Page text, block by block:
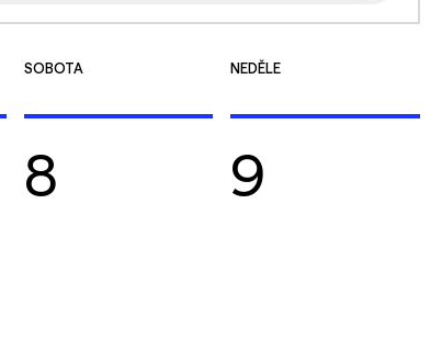
SOBOTA NEDĚLE
8 9